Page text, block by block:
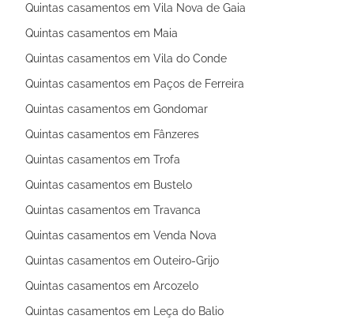
Quintas casamentos em Vila Nova de Gaia
Quintas casamentos em Maia
Quintas casamentos em Vila do Conde
Quintas casamentos em Paços de Ferreira
Quintas casamentos em Gondomar
Quintas casamentos em Fânzeres
Quintas casamentos em Trofa
Quintas casamentos em Bustelo
Quintas casamentos em Travanca
Quintas casamentos em Venda Nova
Quintas casamentos em Outeiro-Grijo
Quintas casamentos em Arcozelo
Quintas casamentos em Leça do Balio